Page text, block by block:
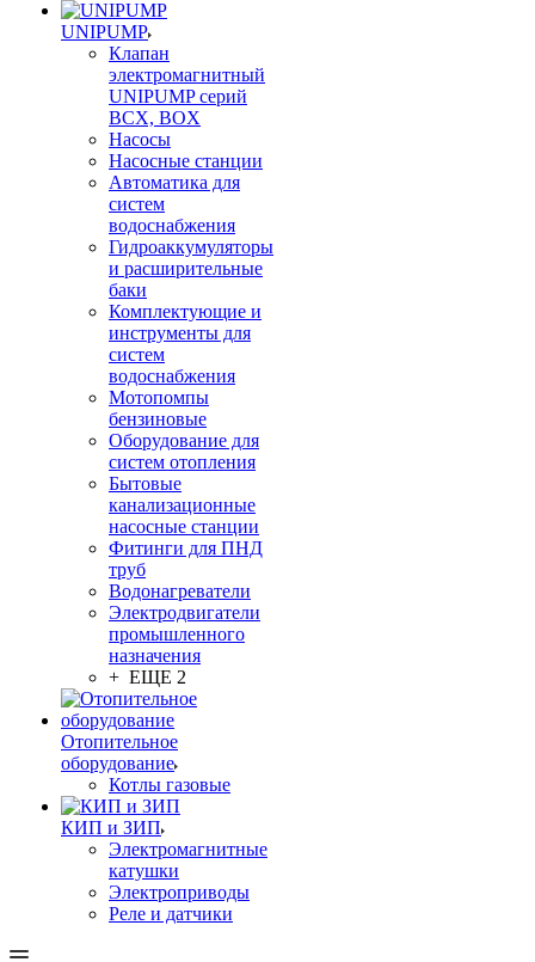
UNIPUMP
Клапан
электромагнитный
UNIPUMP серий
BCX, BOX
Насосы
Насосные станции
Автоматика для
систем
водоснабжения
Гидроаккумуляторы
и расширительные
баки
Комплектующие и
инструменты для
систем
водоснабжения
Мотопомпы
бензиновые
Оборудование для
систем отопления
Бытовые
канализационные
насосные станции
Фитинги для ПНД
труб
Водонагреватели
Электродвигатели
промышленного
назначения
+ ЕЩЕ 2
Отопительное
оборудование
Котлы газовые
КИП и ЗИП
Электромагнитные
катушки
Электроприводы
Реле и датчики